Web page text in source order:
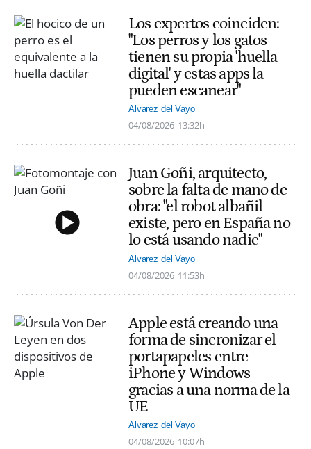
Los expertos coinciden:
"Los perros y los gatos
tienen su propia 'huella
digital' y estas apps la
pueden escanear"
Alvarez del Vayo
04/08/2026 13:32h
Juan Goñi, arquitecto,
sobre la falta de mano de
obra: "el robot albañil
existe, pero en España no
lo está usando nadie"
Alvarez del Vayo
04/08/2026 11:53h
Apple está creando una
forma de sincronizar el
portapapeles entre
iPhone y Windows
gracias a una norma de la
UE
Alvarez del Vayo
04/08/2026 10:07h